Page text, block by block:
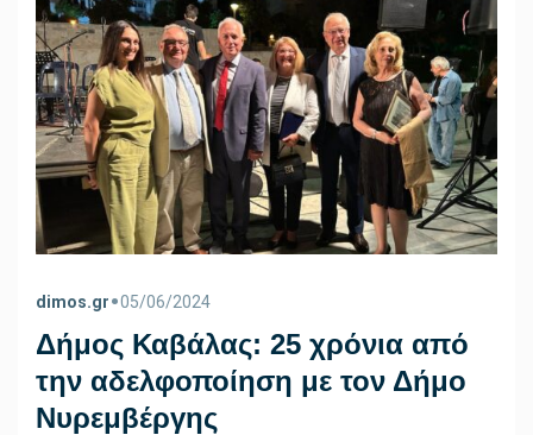
dimos.gr•05/06/2024
Δήμος Καβάλας: 25 χρόνια από
την αδελφοποίηση με τον Δήμο
Νυρεμβέργης